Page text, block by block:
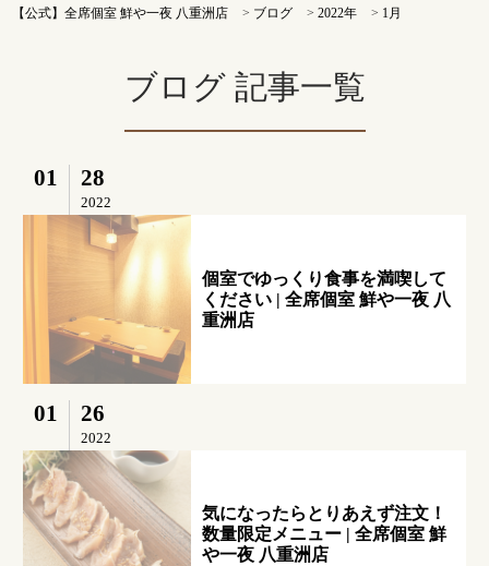
【公式】全席個室 鮮や一夜 八重洲店 > ブログ >2022年 > 1月
ブログ 記事一覧
01 28
2022
個室でゆっくり食事を満喫して
ください | 全席個室 鮮や一夜 八
重洲店
01 26
2022
気になったらとりあえず注文！
数量限定メニュー | 全席個室 鮮
や一夜 八重洲店